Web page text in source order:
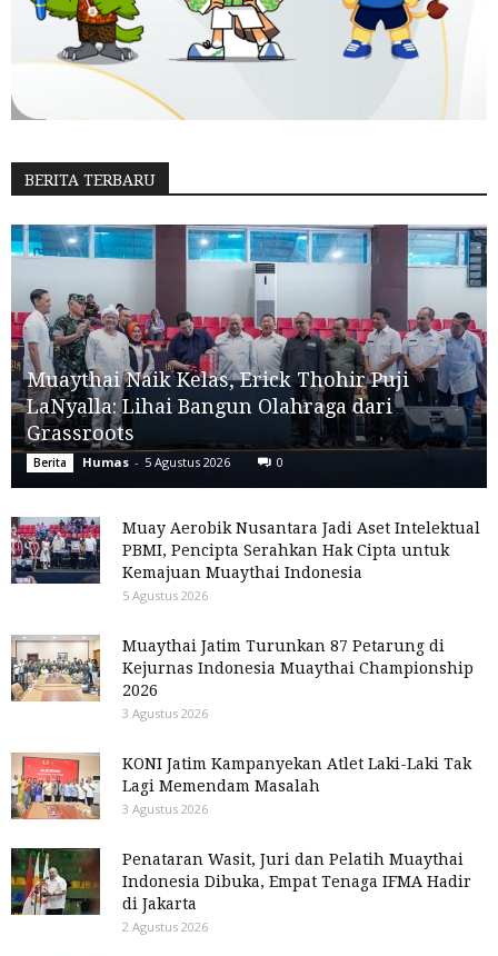
BERITA TERBARU
Muaythai Naik Kelas, Erick Thohir Puji
LaNyalla: Lihai Bangun Olahraga dari
Grassroots
Berita Humas - 5 Agustus 2026 0
Muay Aerobik Nusantara Jadi Aset Intelektual
PBMI, Pencipta Serahkan Hak Cipta untuk
Kemajuan Muaythai Indonesia
5 Agustus 2026
Muaythai Jatim Turunkan 87 Petarung di
Kejurnas Indonesia Muaythai Championship
2026
3 Agustus 2026
KONI Jatim Kampanyekan Atlet Laki-Laki Tak
Lagi Memendam Masalah
3 Agustus 2026
Penataran Wasit, Juri dan Pelatih Muaythai
Indonesia Dibuka, Empat Tenaga IFMA Hadir
di Jakarta
2 Agustus 2026